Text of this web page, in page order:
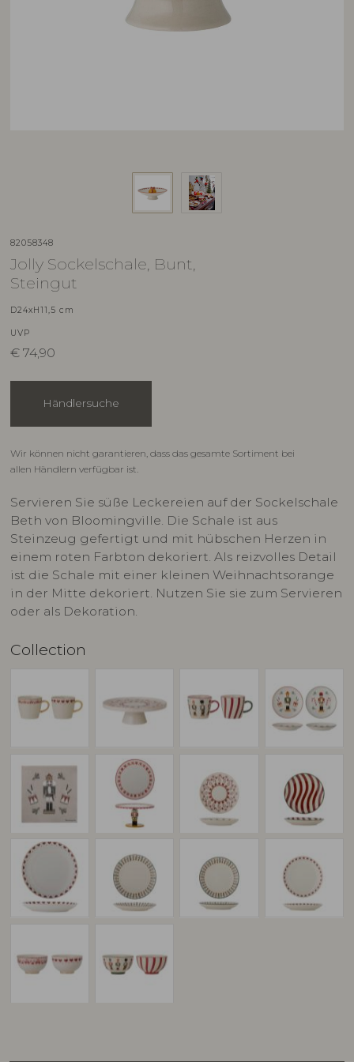
82058348
Jolly Sockelschale, Bunt,
Steingut
D24xH11,5 cm
UVP
€ 74,90
Händlersuche
Wir können nicht garantieren, dass das gesamte Sortiment bei
allen Händlern verfügbar ist.
Servieren Sie süße Leckereien auf der Sockelschale
Beth von Bloomingville. Die Schale ist aus
Steinzeug gefertigt und mit hübschen Herzen in
einem roten Farbton dekoriert. Als reizvolles Detail
ist die Schale mit einer kleinen Weihnachtsorange
in der Mitte dekoriert. Nutzen Sie sie zum Servieren
oder als Dekoration.
Collection